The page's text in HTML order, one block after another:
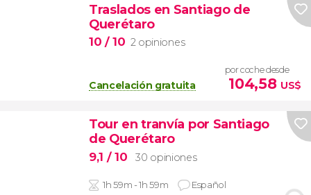
Traslados en Santiago de
Querétaro
10 / 10 2 opiniones
Cancelación gratuita
por coche desde
104,58 US$
Tour en tranvía por Santiago
de Querétaro
9,1 / 10 30 opiniones
1h 59m - 1h 59m Español